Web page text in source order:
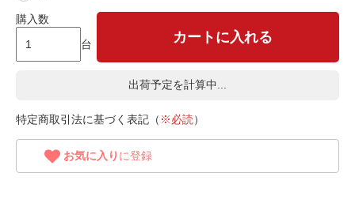
購入数
台
カートに入れる
出荷予定を計算中...
特定商取引法に基づく表記（ ※必読）
お気に入り に登録